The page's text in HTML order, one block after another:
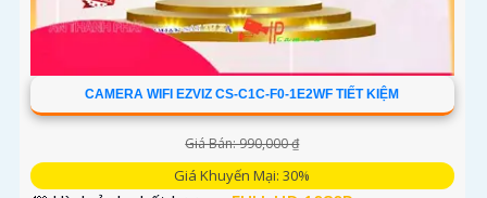
CAMERA WIFI EZVIZ CS-C1C-F0-1E2WF TIẾT KIỆM
Giá Bán: 990,000 ₫
Giá Khuyến Mại: 30%